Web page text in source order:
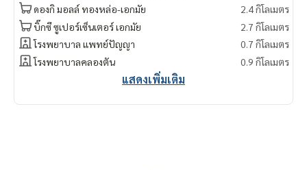
ดองกิ มอลล์ ทองหล่อ-เอกมัย
2.4 กิโลเมตร
บิ๊กซี ซูเปอร์เซ็นเตอร์ เอกมัย
2.7 กิโลเมตร
โรงพยาบาล แพทย์ปัญญา
0.7 กิโลเมตร
โรงพยาบาลคลองตัน
0.9 กิโลเมตร
แสดงเพิ่มเติม